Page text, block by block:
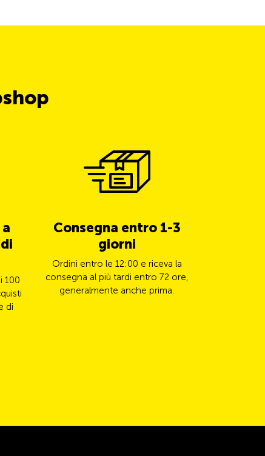
100
di
Consegna entro 1-3
giorni
Ordini entro le 12:00 e riceva la
consegna al più tardi entro 72 ore,
generalmente anche prima.